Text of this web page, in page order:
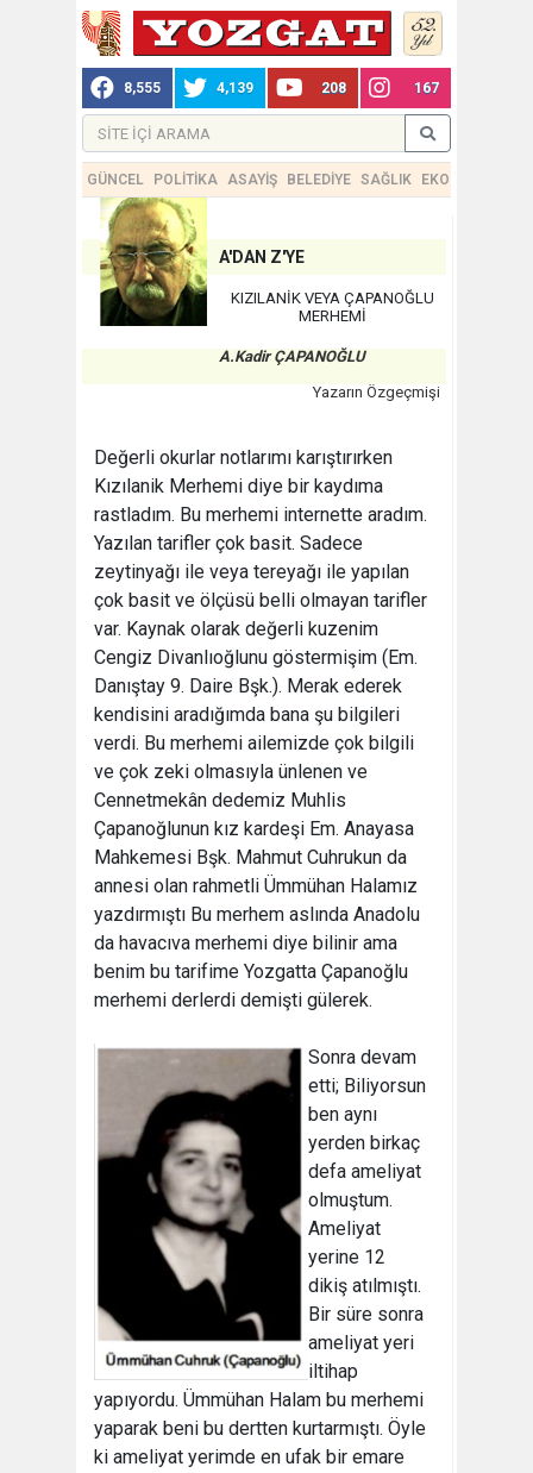
8,555 4,139 208 167
GÜNCEL POLİTİKA ASAYİŞ BELEDİYE SAĞLIK EKONOMİ
A'DAN Z'YE
KIZILANİK VEYA ÇAPANOĞLU
MERHEMİ
A.Kadir ÇAPANOĞLU
Yazarın Özgeçmişi
Değerli okurlar notlarımı karıştırırken
Kızılanik Merhemi diye bir kaydıma
rastladım. Bu merhemi internette aradım.
Yazılan tarifler çok basit. Sadece
zeytinyağı ile veya tereyağı ile yapılan
çok basit ve ölçüsü belli olmayan tarifler
var. Kaynak olarak değerli kuzenim
Cengiz Divanlıoğlunu göstermişim (Em.
Danıştay 9. Daire Bşk.). Merak ederek
kendisini aradığımda bana şu bilgileri
verdi. Bu merhemi ailemizde çok bilgili
ve çok zeki olmasıyla ünlenen ve
Cennetmekân dedemiz Muhlis
Çapanoğlunun kız kardeşi Em. Anayasa
Mahkemesi Bşk. Mahmut Cuhrukun da
annesi olan rahmetli Ümmühan Halamız
yazdırmıştı Bu merhem aslında Anadolu
da havacıva merhemi diye bilinir ama
benim bu tarifime Yozgatta Çapanoğlu
merhemi derlerdi demişti gülerek.
Sonra devam
etti; Biliyorsun
ben aynı
yerden birkaç
defa ameliyat
olmuştum.
Ameliyat
yerine 12
dikiş atılmıştı.
Bir süre sonra
ameliyat yeri
iltihap
yapıyordu. Ümmühan Halam bu merhemi
yaparak beni bu dertten kurtarmıştı. Öyle
ki ameliyat yerimde en ufak bir emare